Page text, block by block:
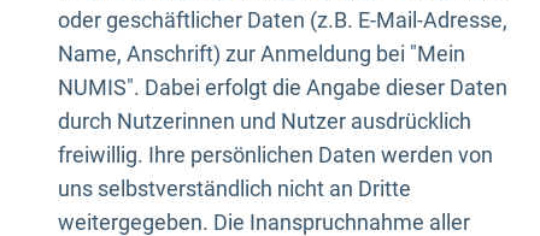
oder geschäftlicher Daten (z.B. E-Mail-Adresse,
Name, Anschrift) zur Anmeldung bei "Mein
NUMIS". Dabei erfolgt die Angabe dieser Daten
durch Nutzerinnen und Nutzer ausdrücklich
freiwillig. Ihre persönlichen Daten werden von
uns selbstverständlich nicht an Dritte
weitergegeben. Die Inanspruchnahme aller